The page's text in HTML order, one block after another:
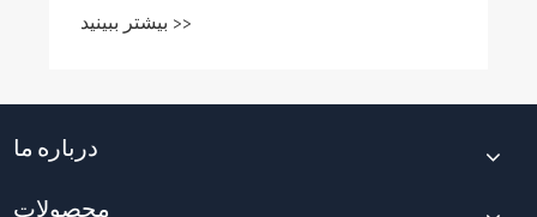
بیشتر ببینید >>
درباره ما